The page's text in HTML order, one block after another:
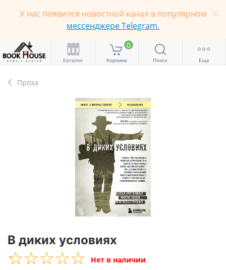
У нас появился новостной канал в популярном
мессенджере Telegram.
Каталог
0
Корзина Поиск Еще
Проза
В диких условиях
☆☆☆☆☆
★★★★★ Нет в наличии